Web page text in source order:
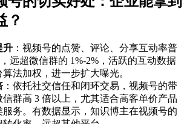
？
升 ：视频号的点赞、评论、分享互动率普
远超微信群的 1%-2%，活跃的互动数据
法加权，进一步扩大曝光。
：依托社交信任和闭环交易，视频号的带
群高 3 倍以上，尤其适合高客单价产品
务。有数据显示，知识博主在视频号的